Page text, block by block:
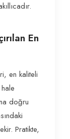
En
en kaliteli
doğru
Pratikte,